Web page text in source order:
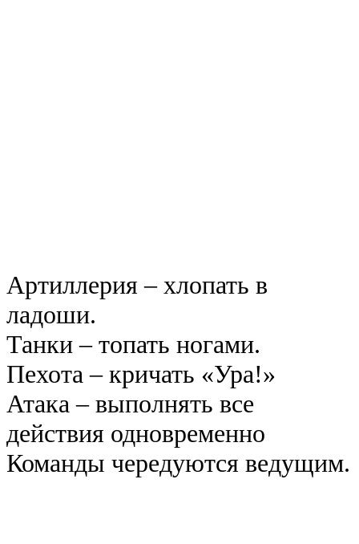
Артиллерия – хлопать в
ладоши.
Танки – топать ногами.
Пехота – кричать «Ура!»
Атака – выполнять все
действия одновременно
Команды чередуются ведущим.